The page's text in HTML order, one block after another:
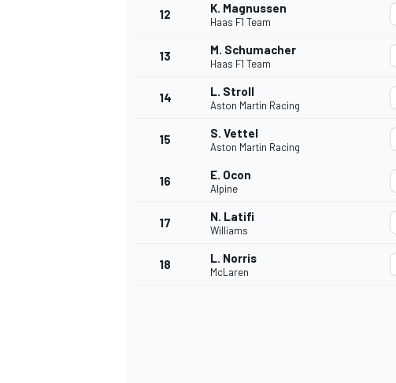
MONOPOSTO
12 K. Magnussen
Haas F1 Team
13 M. Schumacher
Haas F1 Team
14 L. Stroll
Aston Martin Racing
15 S. Vettel
Aston Martin Racing
16 E. Ocon
Alpine
17 N. Latifi
Williams
18 L. Norris
McLaren